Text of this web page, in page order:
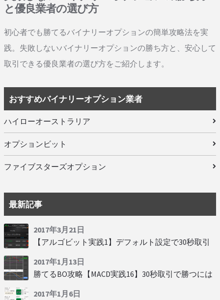
と優良業者の選び方
初心者でも勝てるバイナリーオプションの簡単攻略法を実
践。失敗しないバイナリーオプションの勝ち方と、安心して
取引できる優良業者の選び方をご紹介します。
おすすめバイナリーオプション業者
ハイローオーストラリア
オプションビット
ファイブスターズオプション
最新記事
2017年3月21日
【アルゴビット実践1】デフォルト設定で30秒取引
2017年1月13日
勝てるBO攻略【MACD実践16】30秒取引で勝つには
2017年1月6日